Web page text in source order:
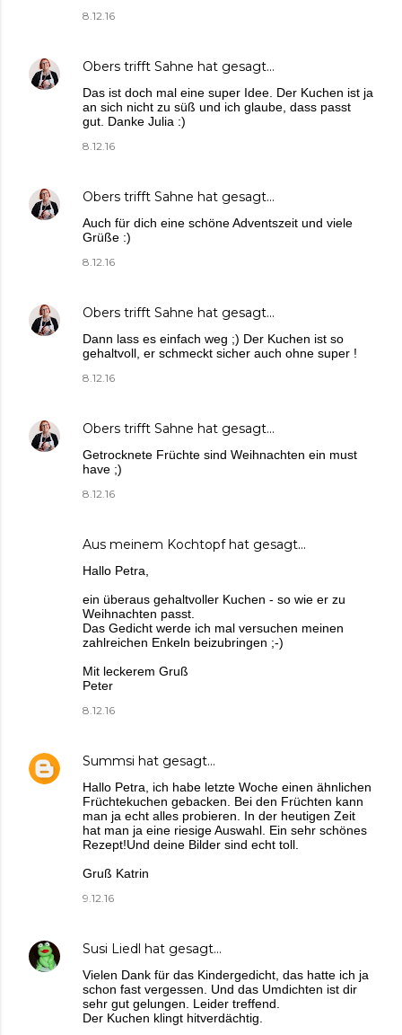
8.12.16
Obers trifft Sahne hat gesagt…
Das ist doch mal eine super Idee. Der Kuchen ist ja
an sich nicht zu süß und ich glaube, dass passt
gut. Danke Julia :)
8.12.16
Obers trifft Sahne hat gesagt…
Auch für dich eine schöne Adventszeit und viele
Grüße :)
8.12.16
Obers trifft Sahne hat gesagt…
Dann lass es einfach weg ;) Der Kuchen ist so
gehaltvoll, er schmeckt sicher auch ohne super !
8.12.16
Obers trifft Sahne hat gesagt…
Getrocknete Früchte sind Weihnachten ein must
have ;)
8.12.16
Aus meinem Kochtopfhat gesagt…
Hallo Petra,
ein überaus gehaltvoller Kuchen - so wie er zu
Weihnachten passt.
Das Gedicht werde ich mal versuchen meinen
zahlreichen Enkeln beizubringen ;-)
Mit leckerem Gruß
Peter
8.12.16
Summsi hat gesagt…
Hallo Petra, ich habe letzte Woche einen ähnlichen
Früchtekuchen gebacken. Bei den Früchten kann
man ja echt alles probieren. In der heutigen Zeit
hat man ja eine riesige Auswahl. Ein sehr schönes
Rezept!Und deine Bilder sind echt toll.
Gruß Katrin
9.12.16
Susi Liedl hat gesagt…
Vielen Dank für das Kindergedicht, das hatte ich ja
schon fast vergessen. Und das Umdichten ist dir
sehr gut gelungen. Leider treffend.
Der Kuchen klingt hitverdächtig.